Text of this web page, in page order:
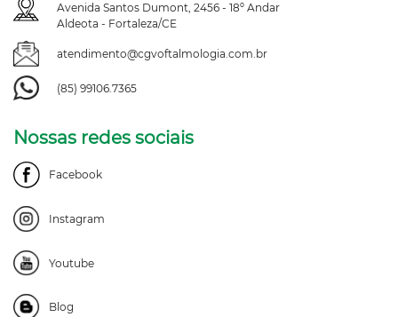
Avenida Santos Dumont, 2456 - 18º Andar
Aldeota - Fortaleza/CE
atendimento@cgvoftalmologia.com.br
(85) 99106.7365
Nossas redes sociais
Facebook
Instagram
Youtube
Blog